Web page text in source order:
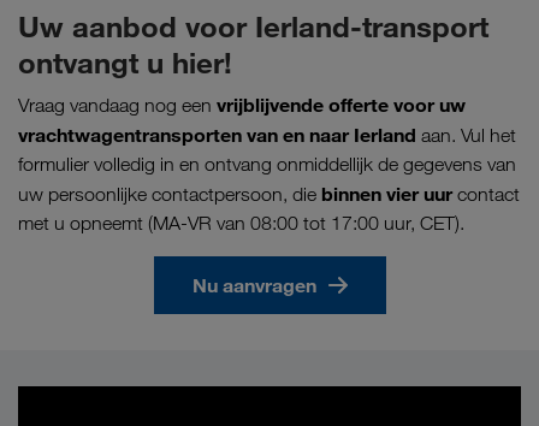
Uw aanbod voor Ierland-transport
ontvangt u hier!
Vraag vandaag nog een vrijblijvende offerte voor uw
vrachtwagentransporten van en naar Ierland aan. Vul het
formulier volledig in en ontvang onmiddellijk de gegevens van
uw persoonlijke contactpersoon, die binnen vier uurcontact
met u opneemt (MA-VR van 08:00 tot 17:00 uur, CET).
Nu aanvragen